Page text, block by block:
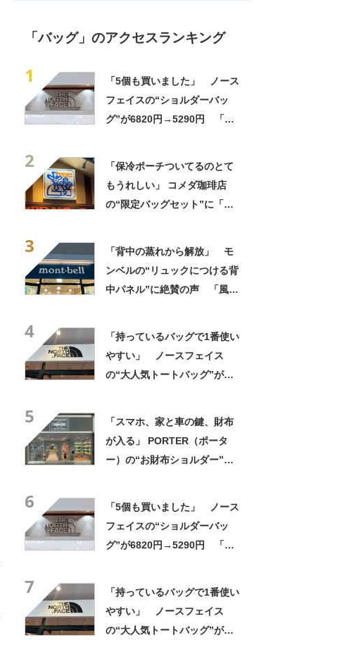
「バッグ」のアクセスランキング
1
「5個も買いました」 ノース
フェイスの“ショルダーバッ
グ”が6820円→5290円 「長
2
「保冷ポーチついてるのとて
もうれしい」 コメダ珈琲店
の“限定バッグセット”に「ペ
3
「背中の蒸れから解放」 モ
ンベルの“リュックにつける背
中パネル”に絶賛の声 「風の
4
「持っているバッグで1番使い
やすい」 ノースフェイス
の“大人気トートバッグ”が
5
「スマホ、家と車の鍵、財布
が入る」 PORTER（ポータ
ー）の“お財布ショルダー”が
6
「5個も買いました」 ノース
フェイスの“ショルダーバッ
グ”が6820円→5290円 「長
7
「持っているバッグで1番使い
やすい」 ノースフェイス
の“大人気トートバッグ”が